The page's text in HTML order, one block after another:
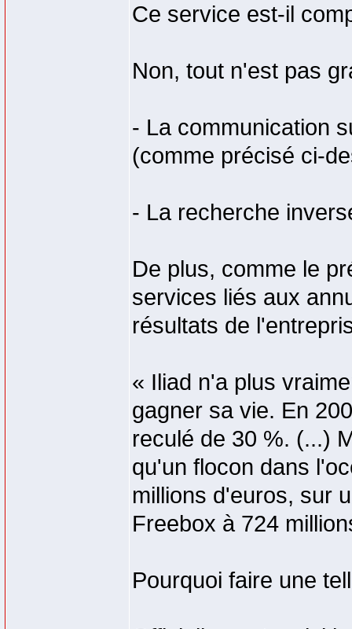
Ce service est-il
Non, tout n'est pas
- La communication
(comme précisé ci-
- La recherche
De plus, comme le
services liés aux
résultats de
« Iliad n'a plus
gagner sa vie. En
reculé de 30 %. (...)
qu'un flocon dans
millions d'euros, sur
Freebox à 724
Pourquoi faire une